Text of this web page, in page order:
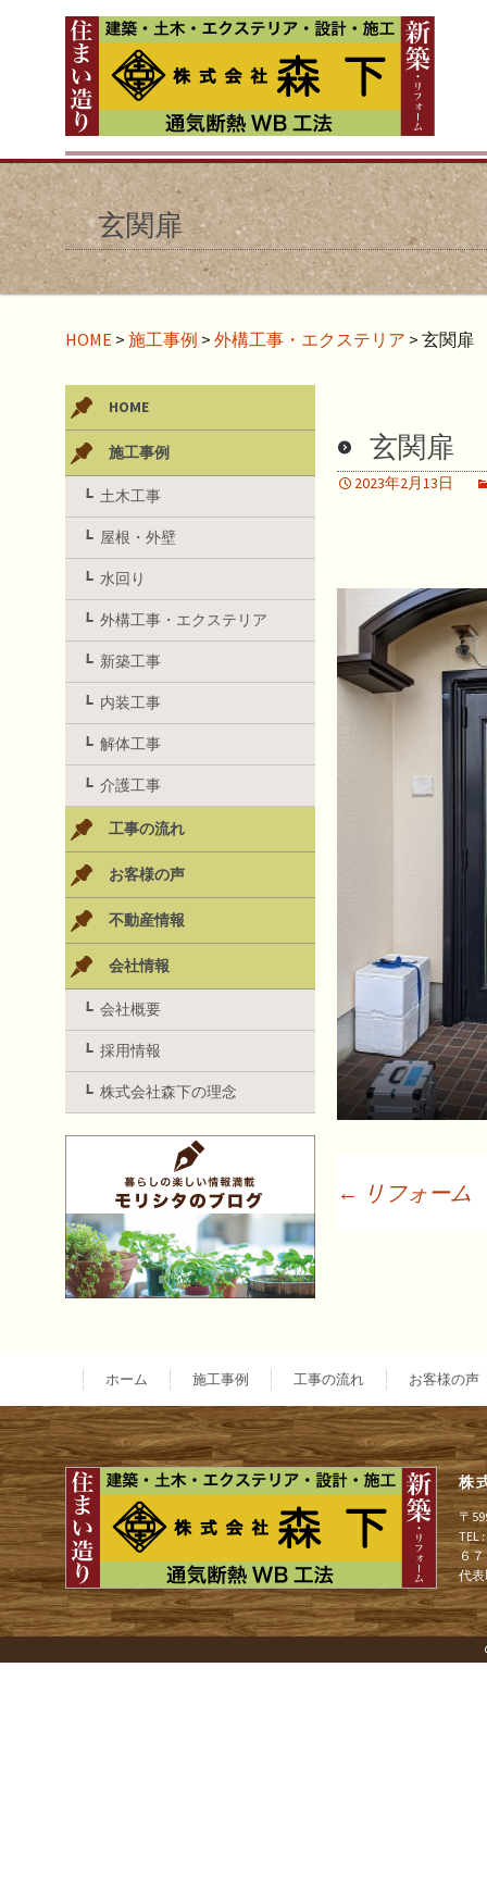
玄関扉
HOME > 施工事例 > 外構工事・エクステリア > 玄関扉
玄関扉
2023年2月13日
ナ
ビ
ゲ
ー
シ
← リフォーム
HOME
施工事例
土木工事
屋根・外壁
水回り
外構工事・エクステリア
新築工事
内装工事
解体工事
介護工事
工事の流れ
お客様の声
不動産情報
会社情報
会社概要
採用情報
株式会社森下の理念
ホーム 施工事例 工事の流れ お客様の声
株
〒
TEL
６
代